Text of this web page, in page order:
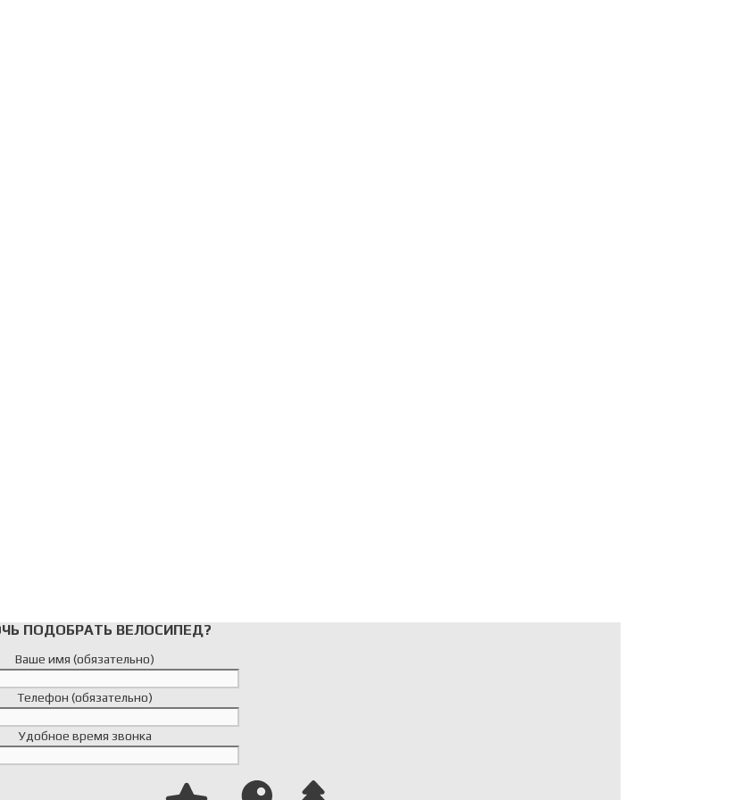
ПОДОБРАТЬ ВЕЛОСИПЕД?
Ваше имя (обязательно)
Телефон (обязательно)
Удобное время звонка